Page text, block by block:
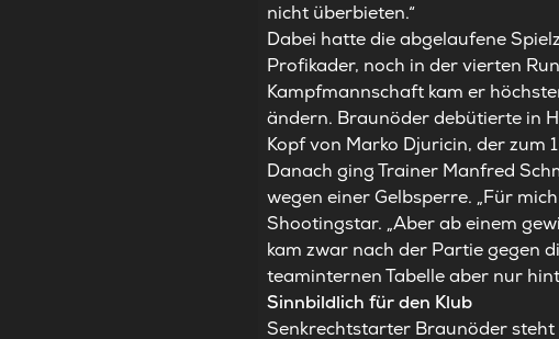
nicht überbieten.“
Dabei hatte die abgelaufene
Profikader, noch in der vierten
Kampfmannschaft kam er
ändern. Braunöder debütierte in
Kopf von Marko Djuricin, der zum
Danach ging Trainer Manfred
wegen einer Gelbsperre. „Für
Shootingstar. „Aber ab einem
kam zwar nach der Partie gegen
teaminternen Tabelle aber nur
Sinnbildlich für den Klub
Senkrechtstarter Braunöder